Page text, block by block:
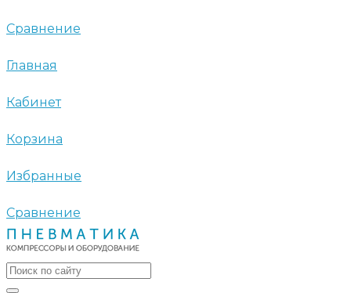
Сравнение
Главная
Кабинет
Корзина
Избранные
Сравнение